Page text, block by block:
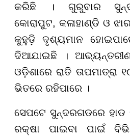
କରିଛି । ଗୁରୁବାର
କୋରାପୁଟ, କଳାହାଣ୍ଡି ଓ
କୁହୁଡ଼ି ଦୃଶ୍ୟମାନ
ଦିଆଯାଇଛି ।
ଓଡ଼ିଶାରେ ରାତି ତାପମାତ୍ରା
ଭିତରେ ରହିପାରେ ।
ସେପଟେ ସୁନ୍ଦରଗଡରେ ହାଡ
ରକ୍ଷା ପାଇବା ପାଇଁ